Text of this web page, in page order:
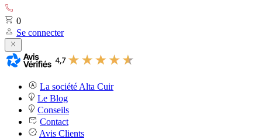
0
Se connecter
La société Alta Cuir
Le Blog
Conseils
Contact
Avis Clients